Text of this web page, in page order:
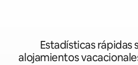
Estadísticas rápidas
alojamientos